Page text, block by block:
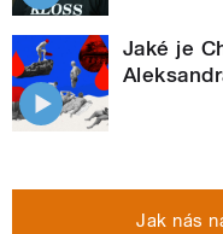
Jaké je
Jak nás